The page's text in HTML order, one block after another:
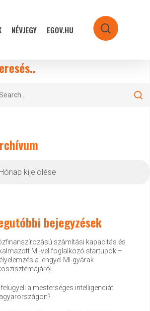
NÉVJEGY EGOV.HU search
bejegyzések
számítási kapacitás és
MI-vel foglalkozó startupok –
a lengyel MI-gyárak
felügyeli a mesterséges intelligenciát